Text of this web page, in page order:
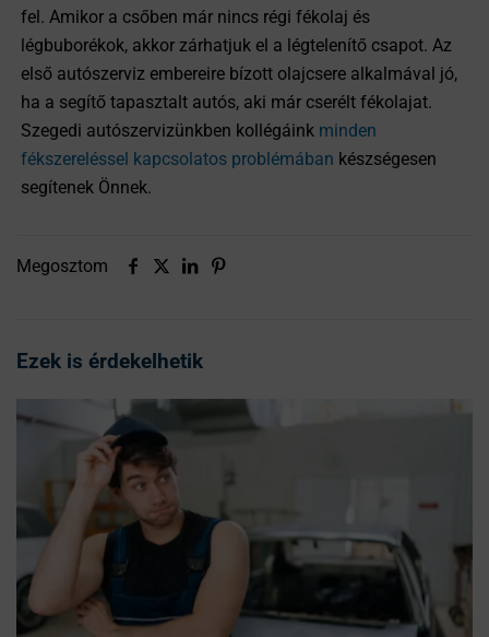
fel. Amikor a csőben már nincs régi fékolaj és
légbuborékok, akkor zárhatjuk el a légtelenítő csapot. Az
első autószerviz embereire bízott olajcsere alkalmával jó,
ha a segítő tapasztalt autós, aki már cserélt fékolajat.
Szegedi autószervizünkben kollégáink minden
fékszereléssel kapcsolatos problémában készségesen
segítenek Önnek.
Megosztom
Ezek is érdekelhetik